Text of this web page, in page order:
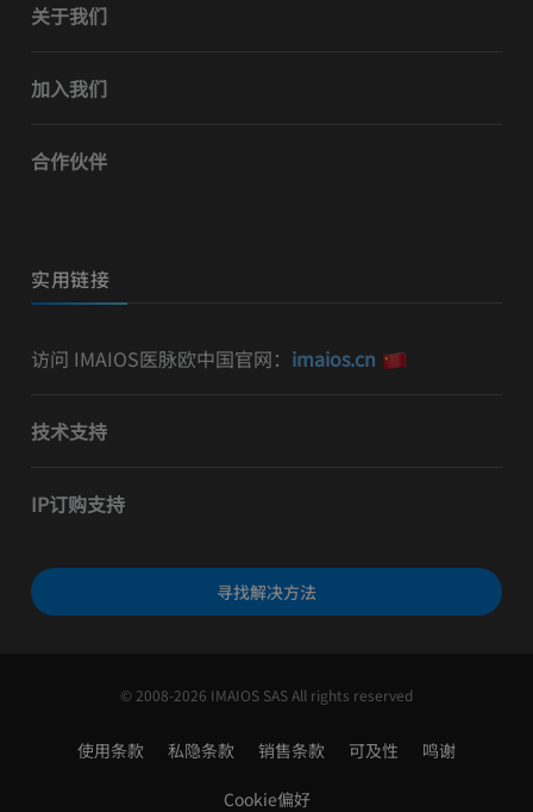
关于我们
加入我们
合作伙伴
实用链接
访问 IMAIOS医脉欧中国官网： imaios.cn
技术支持
IP订购支持
寻找解决方法
© 2008-2026 IMAIOS SAS All rights reserved
使用条款 私隐条款 销售条款 可及性 鸣谢
Cookie偏好